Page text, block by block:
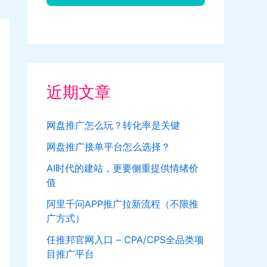
近期文章
网盘推广怎么玩？转化率是关键
网盘推广接单平台怎么选择？
AI时代的建站，更要侧重提供情绪价
值
阿里千问APP推广拉新流程（不限推
广方式）
任推邦官网入口 – CPA/CPS全品类项
目推广平台